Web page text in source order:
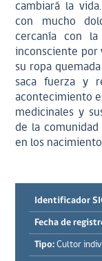
cambiará la
con mucho
cercanía con
inconsciente por
su ropa
saca fuerza y
acontecimiento
medicinales y
de la
en los
Identificador
Fecha de
Tipo: Cultor